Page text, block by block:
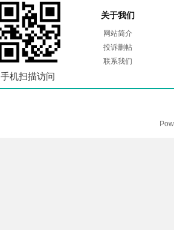
手机扫描访问
关于我们
网站简介
投诉删帖
联系我们